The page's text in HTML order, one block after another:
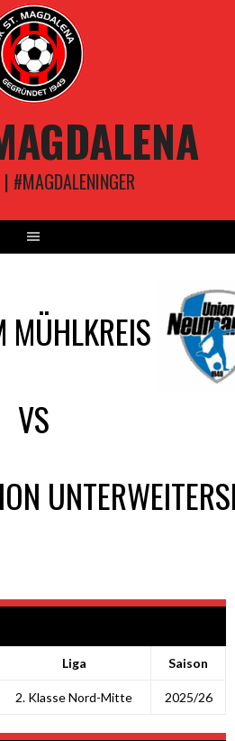
#MAGDALENINGER
MÜHLKREIS
VS
Liga Saison
2. Klasse Nord-Mitte 2025/26